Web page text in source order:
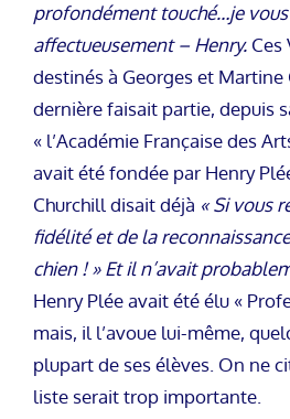
profondément touché…je
affectueusement – Henry. Ces
destinés à Georges et Martine
dernière faisait partie, depuis
« l’Académie Française des
avait été fondée par Henry
Churchill disait déjà « Si vous
fidélité et de la
chien ! » Et il n’avait
Henry Plée avait été élu «
mais, il l’avoue lui-même,
plupart de ses élèves. On ne
liste serait trop importante.